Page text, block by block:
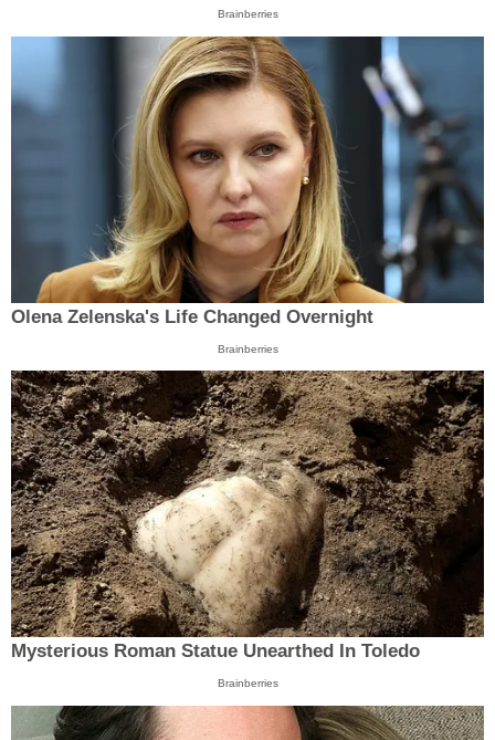
Brainberries
Olena Zelenska's Life Changed Overnight
Brainberries
Mysterious Roman Statue Unearthed In Toledo
Brainberries